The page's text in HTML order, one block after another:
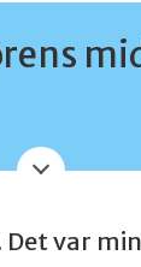
Det var